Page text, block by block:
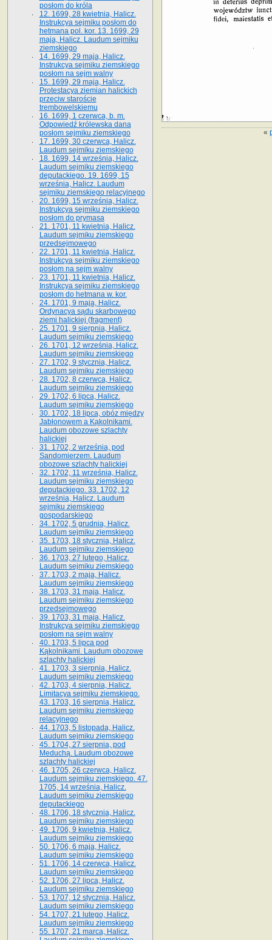
«
posłom do króla
12. 1699, 28 kwietnia, Halicz.
Instrukcya sejmiku posłom do
hetmana pol. kor. 13. 1699, 29
maja, Halicz. Laudum sejmiku
ziemskiego
14. 1699, 29 maja, Halicz.
Instrukcya sejmiku ziemskiego
posłom na sejm walny
15. 1699, 29 maja, Halicz.
Protestacya ziemian halickich
przeciw staroście
trembowelskiemu
16. 1699, 1 czerwca, b. m.
Odpowiedź królewska dana
posłom sejmiku ziemskiego
17. 1699, 30 czerwca, Halicz.
Laudum sejmiku ziemskiego
18. 1699, 14 września, Halicz.
Laudum sejmiku ziemskiego
deputackiego. 19. 1699, 15
września, Halicz. Laudum
sejmiku ziemskiego relacyjnego
20. 1699, 15 września, Halicz.
Instrukcya sejmiku ziemskiego
posłom do prymasa
21. 1701, 11 kwietnia, Halicz.
Laudum sejmiku ziemskiego
przedsejmowego
22. 1701, 11 kwietnia, Halicz.
Instrukcya sejmiku ziemskiego
posłom na sejm walny
23. 1701, 11 kwietnia, Halicz.
Instrukcya sejmiku ziemskiego
posłom do hetmana w. kor.
24. 1701, 9 maja, Halicz.
Ordynacya sądu skarbowego
ziemi halickiej (fragment)
25. 1701, 9 sierpnia, Halicz.
Laudum sejmiku ziemskiego
26. 1701, 12 września, Halicz.
Laudum sejmiku ziemskiego
27. 1702, 9 stycznia, Halicz.
Laudum sejmiku ziemskiego
28. 1702, 8 czerwca, Halicz.
Laudum sejmiku ziemskiego
29. 1702, 6 lipca, Halicz.
Laudum sejmiku ziemskiego
30. 1702, 18 lipca, obóz między
Jabłonowem a Kąkolnikami.
Laudum obozowe szlachty
halickiej
31. 1702, 2 września, pod
Sandomierzem. Laudum
obozowe szlachty halickiej
32. 1702, 11 września, Halicz.
Laudum sejmiku ziemskiego
deputackiego. 33. 1702, 12
września, Halicz. Laudum
sejmiku ziemskiego
gospodarskiego
34. 1702, 5 grudnia, Halicz.
Laudum sejmiku ziemskiego
35. 1703, 18 stycznia, Halicz.
Laudum sejmiku ziemskiego
36. 1703, 27 lutego, Halicz.
Laudum sejmiku ziemskiego
37. 1703, 2 maja, Halicz.
Laudum sejmiku ziemskiego
38. 1703, 31 maja, Halicz.
Laudum sejmiku ziemskiego
przedsejmowego
39. 1703, 31 maja, Halicz.
Instrukcya sejmiku ziemskiego
posłom na sejm walny
40. 1703, 5 lipca pod
Kąkolnikami. Laudum obozowe
szlachty halickiej
41­. 1703, 3 sierpnia, Halicz.
Laudum sejmiku ziemskiego
42. 1703, 4 sierpnia, Halicz.
Limitacya sejmiku ziemskiego.
43. 1703, 16 sierpnia, Halicz.
Laudum sejmiku ziemskiego
relacyjnego
44. 1703, 5 listopada, Halicz.
Laudum sejmiku ziemskiego
45. 1704, 27 sierpnia, pod
Meduchą. Laudum obozowe
szlachty halickiej
46. 1705, 26 czerwca, Halicz.
Laudum sejmiku ziemskiego. 47.
1705, 14 września, Halicz.
Laudum sejmiku ziemskiego
deputackiego
48. 1706, 18 stycznia, Halicz.
Laudum sejmiku ziemskiego
49. 1706, 9 kwietnia, Halicz.
Laudum sejmiku ziemskiego
50. 1706, 6 maja, Halicz.
Laudum sejmiku ziemskiego
51. 1706, 14 czerwca, Halicz.
Laudum sejmiku ziemskiego
52. 1706, 27 lipca, Halicz.
Laudum sejmiku ziemskiego
53. 1707, 12 stycznia, Halicz.
Laudum sejmiku ziemskiego
54. 1707, 21 lutego, Halicz.
Laudum sejmiku ziemskiego
55. 1707, 21 marca, Halicz.